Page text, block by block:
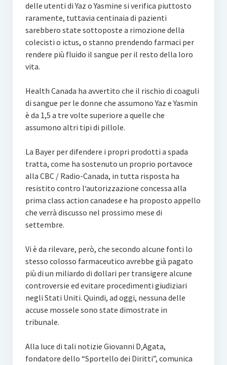
delle utenti di Yaz o Yasmine si verifica piuttosto
raramente, tuttavia centinaia di pazienti
sarebbero state sottoposte a rimozione della
colecisti o ictus, o stanno prendendo farmaci per
rendere più fluido il sangue per il resto della loro
vita.
Health Canada ha avvertito che il rischio di coaguli
di sangue per le donne che assumono Yaz e Yasmin
è da 1,5 a tre volte superiore a quelle che
assumono altri tipi di pillole.
La Bayer per difendere i propri prodotti a spada
tratta, come ha sostenuto un proprio portavoce
alla CBC / Radio-Canada, in tutta risposta ha
resistito contro l‘autorizzazione concessa alla
prima class action canadese e ha proposto appello
che verrà discusso nel prossimo mese di
settembre.
Vi è da rilevare, però, che secondo alcune fonti lo
stesso colosso farmaceutico avrebbe già pagato
più di un miliardo di dollari per transigere alcune
controversie ed evitare procedimenti giudiziari
negli Stati Uniti. Quindi, ad oggi, nessuna delle
accuse mossele sono state dimostrate in
tribunale.
Alla luce di tali notizie Giovanni D‚Agata,
fondatore dello “Sportello dei Diritti”, comunica